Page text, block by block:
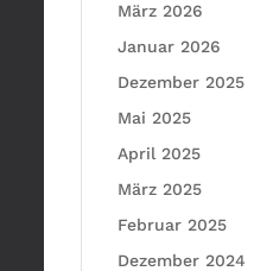
März 2026
Januar 2026
Dezember 2025
Mai 2025
April 2025
März 2025
Februar 2025
Dezember 2024